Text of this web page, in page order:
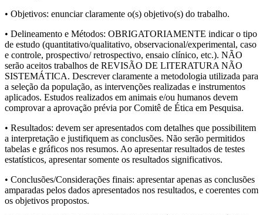
• Objetivos: enunciar claramente o(s) objetivo(s) do trabalho.
• Delineamento e Métodos: OBRIGATORIAMENTE indicar o tipo
de estudo (quantitativo/qualitativo, observacional/experimental, caso
e controle, prospectivo/ retrospectivo, ensaio clínico, etc.). NÃO
serão aceitos trabalhos de REVISÃO DE LITERATURA NÃO
SISTEMÁTICA. Descrever claramente a metodologia utilizada para
a seleção da população, as intervenções realizadas e instrumentos
aplicados. Estudos realizados em animais e/ou humanos devem
comprovar a aprovação prévia por Comitê de Ética em Pesquisa.
• Resultados: devem ser apresentados com detalhes que possibilitem
a interpretação e justifiquem as conclusões. Não serão permitidos
tabelas e gráficos nos resumos. Ao apresentar resultados de testes
estatísticos, apresentar somente os resultados significativos.
• Conclusões/Considerações finais: apresentar apenas as conclusões
amparadas pelos dados apresentados nos resultados, e coerentes com
os objetivos propostos.